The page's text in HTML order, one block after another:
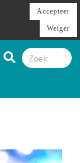
Accepteer
Weiger